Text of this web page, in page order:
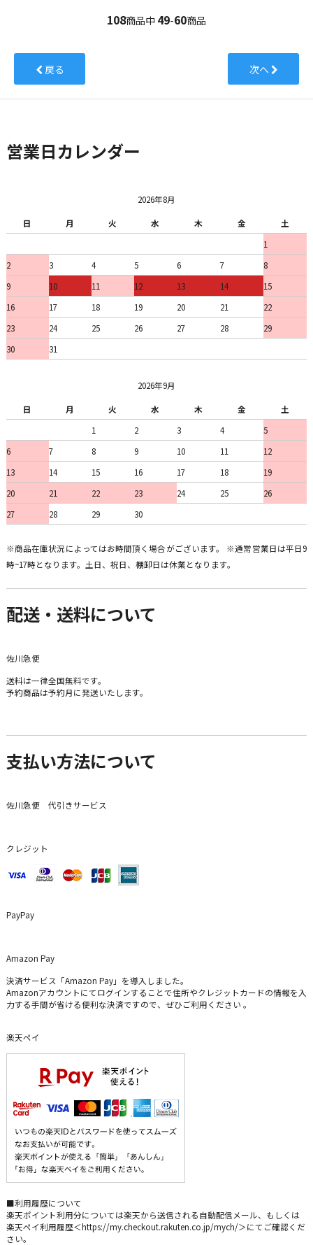
108商品中 49-60商品
戻る 次へ
営業日カレンダー
2026年8月
日
月 火 水 木 金
土
1
2
3 4 5 6 7
8
9
10 11 12 13 14
15
16
17 18 19 20 21
22
23
24 25 26 27 28
29
30
31
2026年9月
日
月 火 水 木 金
土
1
2 3 4
5
6
7 8 9 10 11
12
13
14 15 16 17 18
19
20
21 22 23 24 25
26
27
28 29 30
※商品在庫状況によってはお時間頂く場合がございます。 ※通常営業日は平日9
時~17時となります。土日、祝日、棚卸日は休業となります。
配送・送料について
佐川急便
送料は一律全国無料です。
予約商品は予約月に発送いたします。
支払い方法について
佐川急便 代引きサービス
クレジット
PayPay
Amazon Pay
決済サービス「Amazon Pay」を導入しました。
Amazonアカウントにてログインすることで住所やクレジットカードの情報を入
力する手間が省ける便利な決済ですので、ぜひご利用ください 。
楽天ペイ
■利用履歴について
楽天ポイント利用分については楽天から送信される自動配信メール、もしくは
楽天ペイ利用履歴＜https://my.checkout.rakuten.co.jp/mych/＞にてご確認くだ
さい。